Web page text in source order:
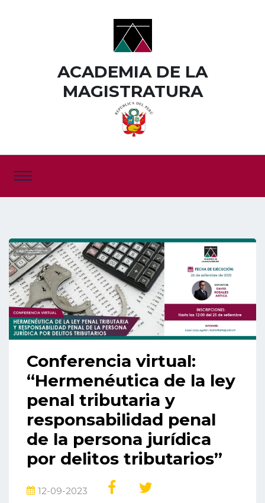
ACADEMIA DE LA
MAGISTRATURA
Conferencia virtual:
“Hermenéutica de la ley
penal tributaria y
responsabilidad penal
de la persona jurídica
por delitos tributarios”
12-09-2023